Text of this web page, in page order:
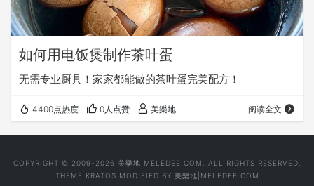
如何用电饭煲制作茶叶蛋
无需专业厨具！家家都能做的茶叶蛋完美配方！
4400点热度 0人点赞 美樂地 阅读全文
COPYRIGHT © 2009-2026 美樂地 MELEDEE.COM. ALL RIGHTS RESERVED.
THEME KRATOS MODIFIED BY 美樂地|MELEDEE.COM